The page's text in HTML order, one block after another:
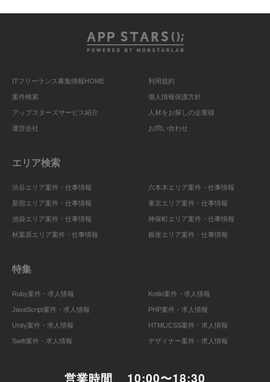
ITフリーランス募集情報HOME
案件検索
アップスターズサービス紹介
運営会社
利用規約
個人情報保護方針
人材をお探しの企業様
お問い合わせ
エリア検索
渋谷エリア案件・仕事情報
新宿エリア案件・仕事情報
池袋エリア案件・仕事情報
秋葉原エリア案件・仕事情報
六本木エリア案件・仕事情報
東京エリア案件・仕事情報
神保町エリア案件・仕事情報
銀座エリア案件・仕事情報
特集
Ruby案件・求人情報
JavaScript案件・求人情報
Unity案件・求人情報
Swift案件・求人情報
Kotlin案件・求人情報
PHP案件・求人情報
HTML/CSS案件・求人情報
デザイナー案件・求人情報
営業時間 10:00〜18:30